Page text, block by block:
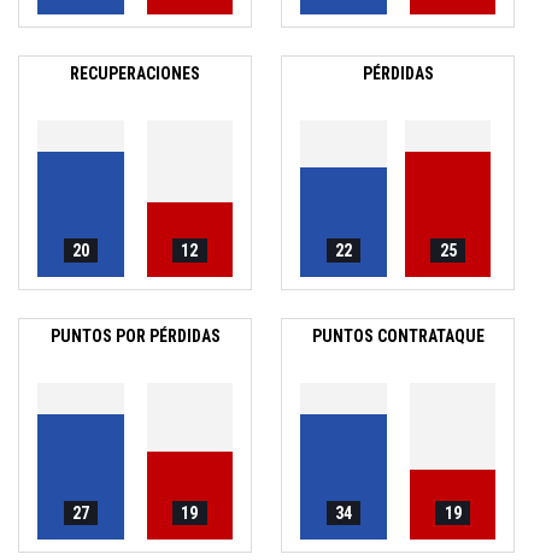
RECUPERACIONES
20 12
PÉRDIDAS
22 25
PUNTOS POR PÉRDIDAS
27 19
PUNTOS CONTRATAQUE
34 19